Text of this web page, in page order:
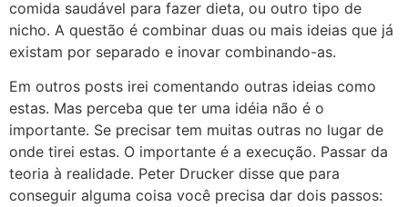
comida saudável para fazer dieta, ou outro tipo de
nicho. A questão é combinar duas ou mais ideias que já
existam por separado e inovar combinando-as.
Em outros posts irei comentando outras ideias como
estas. Mas perceba que ter uma idéia não é o
importante. Se precisar tem muitas outras no lugar de
onde tirei estas. O importante é a execução. Passar da
teoria à realidade. Peter Drucker disse que para
conseguir alguma coisa você precisa dar dois passos: